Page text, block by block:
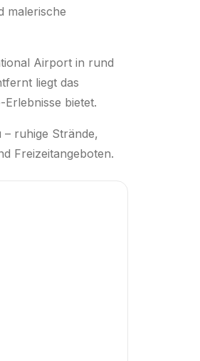
malerische
Airport in rund
liegt das
bietet.
ruhige Strände,
Freizeitangeboten.